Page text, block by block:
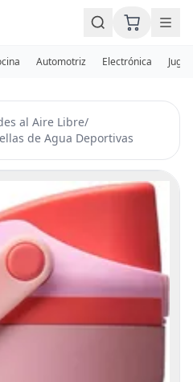
Automotriz Electrónica
al Aire Libre/
de Agua Deportivas